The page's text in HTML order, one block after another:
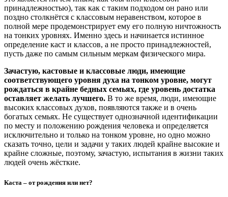
принадлежностью), так как с таким подходом он рано или
поздно столкнётся с классовым неравенством, которое в
полной мере продемонстрирует ему его полную ничтожность
на тонких уровнях. Именно здесь и начинается истинное
определение каст и классов, а не просто принадлежностей,
пусть даже по самым сильным меркам физического мира.
Зачастую, кастовые и классовые люди, имеющие
соответствующего уровня духа на тонком уровне, могут
рождаться в крайне бедных семьях, где уровень достатка
оставляет желать лучшего. В то же время, люди, имеющие
высоких классовых духов, появляются также и в очень
богатых семьях. Не существует однозначной идентификации
по месту и положению рождения человека и определяется
исключительно и только на тонком уровне, но одно можно
сказать точно, цели и задачи у таких людей крайне высокие и
крайне сложные, поэтому, зачастую, испытания в жизни таких
людей очень жёсткие.
Каста – от рождения или нет?